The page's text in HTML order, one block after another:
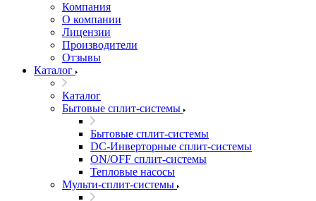
Компания
О компании
Лицензии
Производители
Отзывы
Каталог
Каталог
Бытовые сплит-системы
Бытовые сплит-системы
DC-Инверторные сплит-системы
ON/OFF сплит-системы
Тепловые насосы
Мульти-сплит-системы